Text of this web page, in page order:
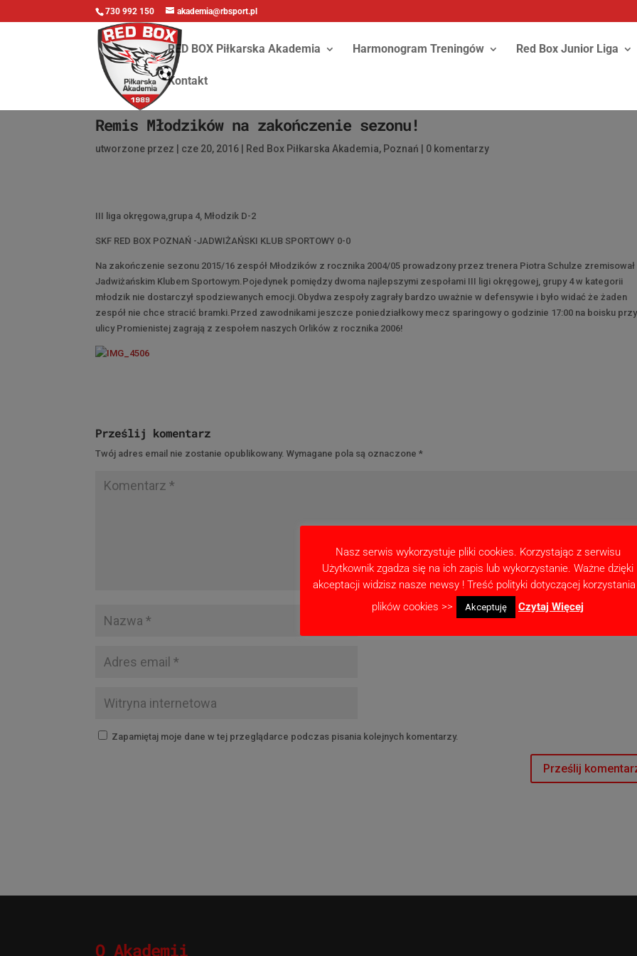
730 992 150 akademia@rbsport.pl
RED BOX Piłkarska Akademia Harmonogram Treningów Red Box Junior Liga
Kontakt
Remis Młodzików na zakończenie sezonu!
utworzone przez cze 20, 2016 Red Box Piłkarska Akademia, Poznań 0 komentarzy
III liga okręgowa,grupa 4, Młodzik D-2
SKF RED BOX POZNAŃ -JADWIŻAŃSKI KLUB SPORTOWY 0-0
Na zakończenie sezonu 2015/16 zespół Młodzików z rocznika 2004/05 prowadzony przez trenera Piotra Schulze zremisował
Jadwiżańskim Klubem Sportowym.Pojedynek pomiędzy dwoma najlepszymi zespołami III ligi okręgowej, grupy 4 w kategorii
młodzik nie dostarczył spodziewanych emocji.Obydwa zespoły zagrały bardzo uważnie w defensywie i było widać że żaden
zespół nie chce stracić bramki.Przed zawodnikami jeszcze poniedziałkowy mecz sparingowy o godzinie 17:00 na boisku przy
ulicy Promienistej zagrają z zespołem naszych Orlików z rocznika 2006!
Prześlij komentarz
Twój adres email nie zostanie opublikowany. Wymagane pola są oznaczone*
Zapamiętaj moje dane w tej przeglądarce podczas pisania kolejnych komentarzy.
O Akademii
Nasz serwis wykorzystuje pliki cookies. Korzystając z serwisu
Użytkownik zgadza się na ich zapis lub wykorzystanie. Ważne dzięki
akceptacji widzisz nasze newsy ! Treść polityki dotyczącej
plików cookies >>
Akceptuję Czytaj Więcej